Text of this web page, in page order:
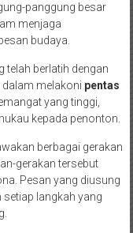
panggung besar
menjaga
budaya.
telah berlatih dengan
dalam melakoni pentas
yang tinggi,
kepada penonton.
berbagai gerakan
gerakan tersebut
Pesan yang diusung
langkah yang